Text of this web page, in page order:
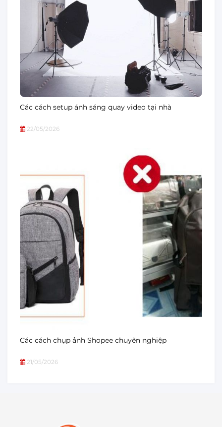
Các cách setup ánh sáng quay video tại nhà
22/05/2026
Các cách chụp ảnh Shopee chuyên nghiệp
21/05/2026